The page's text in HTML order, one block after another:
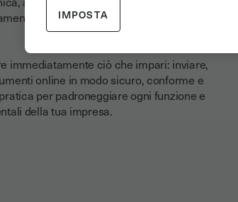
autonomo, indipendentemente dal tuo
immediatamente ciò che impari: inviare,
online in modo sicuro, conforme e
per padroneggiare ogni funzione e
della tua impresa.
IMPOSTA